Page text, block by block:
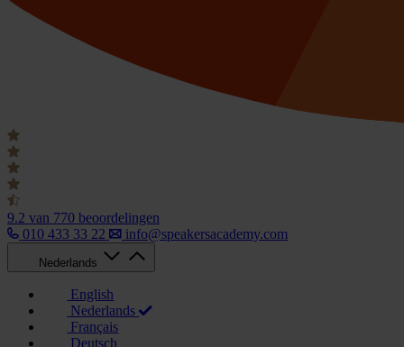
9.2 van 770 beoordelingen
010 433 33 22
info@speakersacademy.com
Nederlands
English
Nederlands
Français
Deutsch